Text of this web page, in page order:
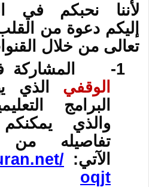
لأننا نحبكم في
إليكم دعوة من
تعالى من خلال
1- المشاركة في
الوقفي
الذي
البرامج
والذي
تفاصيله من
الآتي:
oqjt